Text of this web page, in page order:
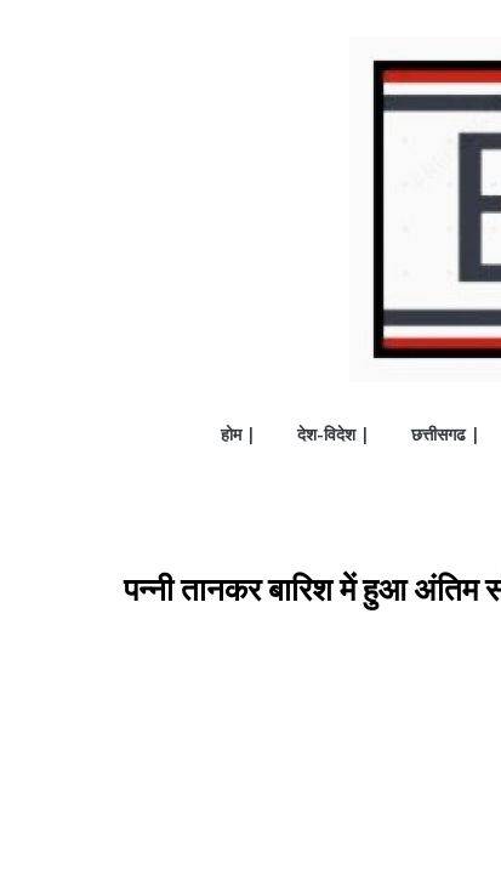
होम | देश-विदेश | छत्तीसगढ |
पन्नी तानकर बारिश में हुआ अंतिम